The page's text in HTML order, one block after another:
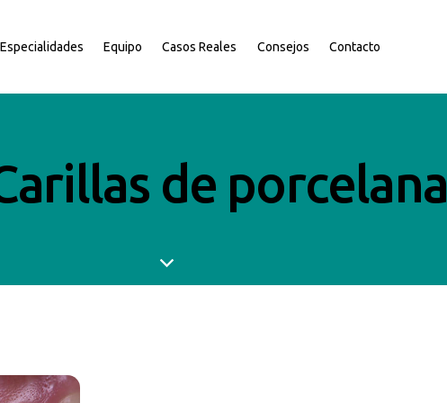
Especialidades Equipo Casos Reales Consejos Contacto
de porcelana